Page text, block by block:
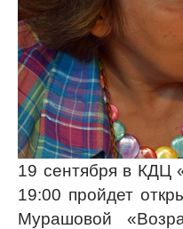
19 сентября в КДЦ
19:00 пройдет
Мурашовой